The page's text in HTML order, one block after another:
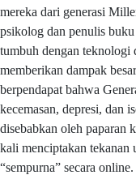
mereka dari generasi
psikolog dan penulis
tumbuh dengan teknologi
memberikan dampak
berpendapat bahwa
kecemasan, depresi, dan
disebabkan oleh paparan
kali menciptakan tekanan
“sempurna” secara